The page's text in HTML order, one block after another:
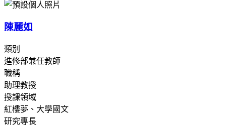
陳麗如
類別
進修部兼任教師
職稱
助理教授
授課領域
紅樓夢、大學國文
研究專長